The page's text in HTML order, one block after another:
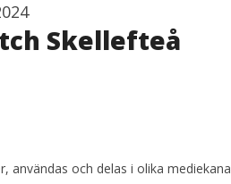
Skellefteå
användas och delas i olika